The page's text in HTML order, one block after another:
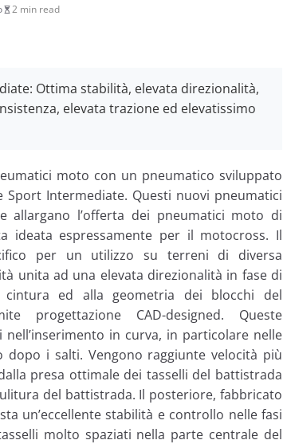
2 min read
Ottima stabilità, elevata direzionalità,
elevata trazione ed elevatissimo
moto con un pneumatico sviluppato
Intermediate. Questi nuovi pneumatici
allargano l’offerta dei pneumatici moto di
ideata espressamente per il motocross. Il
per un utilizzo su terreni di diversa
unita ad una elevata direzionalità in fase di
ed alla geometria dei blocchi del
progettazione CAD-designed. Queste
in curva, in particolare nelle
i salti. Vengono raggiunte velocità più
presa ottimale dei tasselli del battistrada
del battistrada. Il posteriore, fabbricato
un’eccellente stabilità e controllo nelle fasi
molto spaziati nella parte centrale del